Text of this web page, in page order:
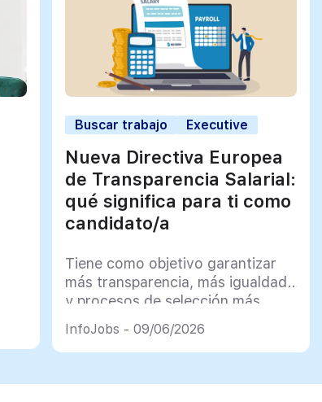
Buscar trabajo Executive
Nueva Directiva Europea
de Transparencia Salarial:
qué significa para ti como
candidato/a
Tiene como objetivo garantizar
más transparencia, más igualdad
y procesos de selección más
InfoJobs - 09/06/2026